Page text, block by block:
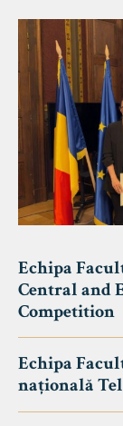
Echipa
Central and
Competition
Echipa
națională